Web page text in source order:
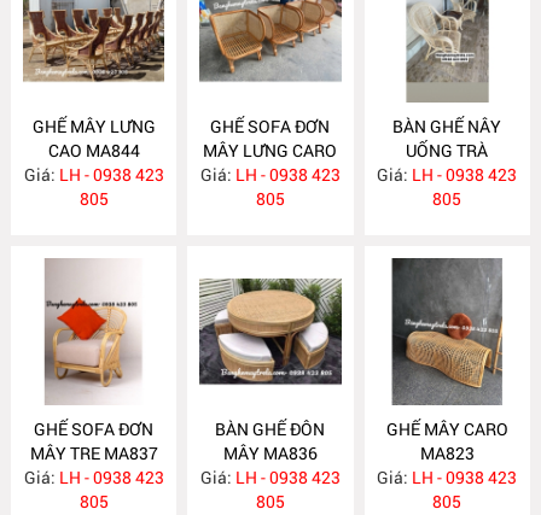
GHẾ MÂY LƯNG
CAO MA844
Giá: LH - 0938 423
805
GHẾ SOFA ĐƠN
MÂY LƯNG CARO
MA843
Giá: LH - 0938 423
805
BÀN GHẾ NÂY
UỐNG TRÀ
PHÒNG NGỦ
MA838
Giá: LH - 0938 423
805
GHẾ SOFA ĐƠN
MÂY TRE MA837
Giá: LH - 0938 423
805
BÀN GHẾ ĐÔN
MÂY MA836
Giá: LH - 0938 423
805
GHẾ MÂY CARO
MA823
Giá: LH - 0938 423
805